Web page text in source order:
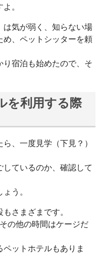
。
は気が弱く、知らない場
め、ペットシッターを頼
り宿泊も始めたので、そ
を利用する際
、一度見学（下見？）
ているのか、確認して
う。
さまざまです。
の他の時間はケージだ
ットホテルもありま